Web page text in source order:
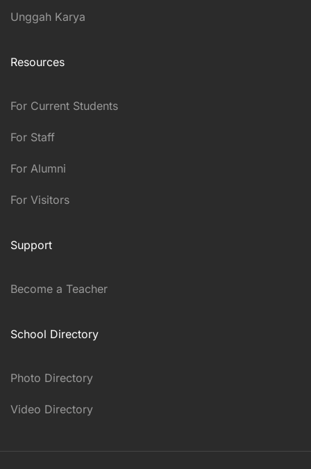
Unggah Karya
Resources
For Current Students
For Staff
For Alumni
For Visitors
Support
Become a Teacher
School Directory
Photo Directory
Video Directory